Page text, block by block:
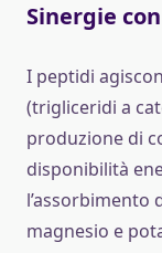
Sinergie
I peptidi
(trigliceridi a
produzione di
disponibilità
magnesio e